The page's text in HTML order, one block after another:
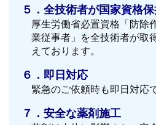
５．全技術者が国家資格
厚生労働省必置資格「防除
業従事者」を全技術者が取
えております。
６．即日対応
緊急のご依頼時も即日対応
７．安全な薬剤施工